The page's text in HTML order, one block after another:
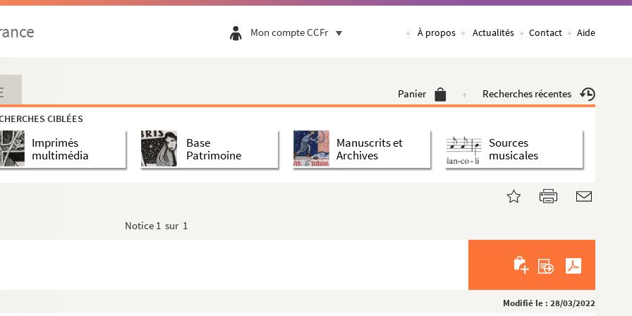
Mon compte CCFr À propos Actualités Contact Aide
Panier Recherches récentes
CIBLÉES
Imprimés
multimédia
Base
Patrimoine
Manuscrits et
Archives
Sources
musicales
Notice 1 sur 1
Modifié le : 28/03/2022